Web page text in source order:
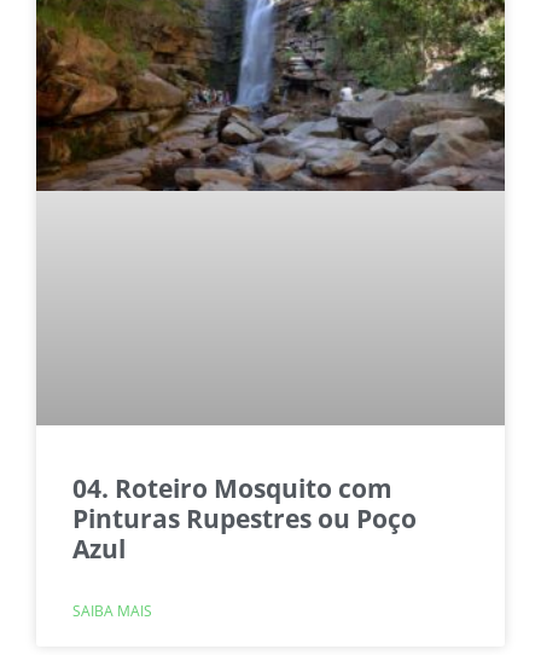
04. Roteiro Mosquito com
Pinturas Rupestres ou Poço
Azul
SAIBA MAIS